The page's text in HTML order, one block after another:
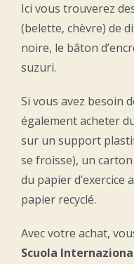
Ici vous trouverez
(belette, chèvre) de
noire, le bâton
suzuri.
Si vous avez besoin
également acheter
sur un support
se froisse), un
du papier d’exercice
papier recyclé.
Avec votre achat,
Scuola